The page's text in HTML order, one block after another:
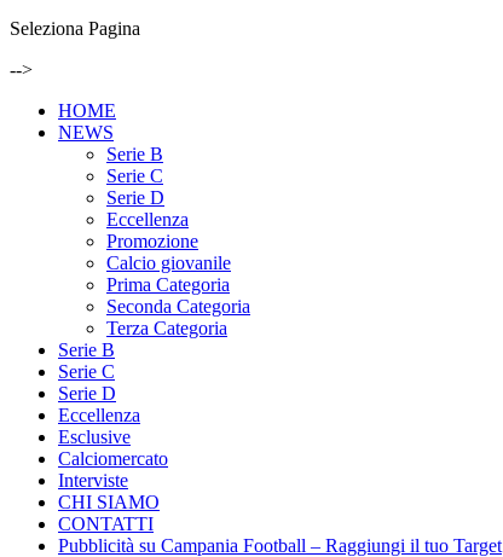
Seleziona Pagina
-->
HOME
NEWS
Serie B
Serie C
Serie D
Eccellenza
Promozione
Calcio giovanile
Prima Categoria
Seconda Categoria
Terza Categoria
Serie B
Serie C
Serie D
Eccellenza
Esclusive
Calciomercato
Interviste
CHI SIAMO
CONTATTI
Pubblicità su Campania Football – Raggiungi il tuo Target